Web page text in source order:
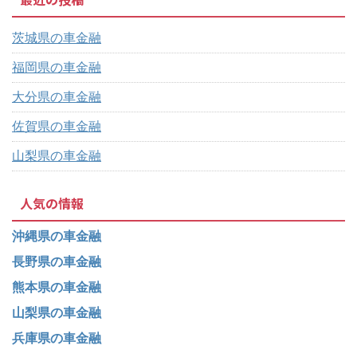
茨城県の車金融
福岡県の車金融
大分県の車金融
佐賀県の車金融
山梨県の車金融
人気の情報
沖縄県の車金融
長野県の車金融
熊本県の車金融
山梨県の車金融
兵庫県の車金融